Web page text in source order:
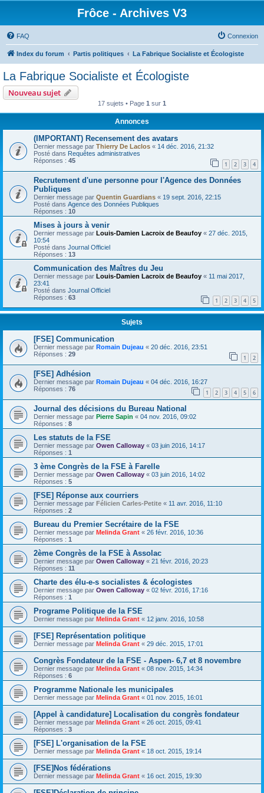
Frôce - Archives V3
FAQ Connexion
Index du forum Partis politiques La Fabrique Socialiste et Écologiste
La Fabrique Socialiste et Écologiste
Nouveau sujet
17 sujets • Page 1 sur 1
Annonces
(IMPORTANT) Recensement des avatars
Dernier message par Thierry De Laclos « 14 déc. 2016, 21:32
Posté dans Requêtes administratives
Réponses : 45 1 2 3 4
Recrutement d'une personne pour l'Agence des Données
Publiques
Dernier message par Quentin Guardians « 19 sept. 2016, 22:15
Posté dans Agence des Données Publiques
Réponses : 10
Mises à jours à venir
Dernier message par Louis-Damien Lacroix de Beaufoy « 27 déc. 2015,
10:54
Posté dans Journal Officiel
Réponses : 13
Communication des Maîtres du Jeu
Dernier message par Louis-Damien Lacroix de Beaufoy « 11 mai 2017,
23:41
Posté dans Journal Officiel
Réponses : 63 1 2 3 4 5
Sujets
[FSE] Communication
Dernier message par Romain Dujeau « 20 déc. 2016, 23:51
Réponses : 29 1 2
[FSE] Adhésion
Dernier message par Romain Dujeau « 04 déc. 2016, 16:27
Réponses : 76 1 2 3 4 5 6
Journal des décisions du Bureau National
Dernier message par Pierre Sapin « 04 nov. 2016, 09:02
Réponses : 8
Les statuts de la FSE
Dernier message par Owen Calloway « 03 juin 2016, 14:17
Réponses : 1
3 ème Congrès de la FSE à Farelle
Dernier message par Owen Calloway « 03 juin 2016, 14:02
Réponses : 5
[FSE] Réponse aux courriers
Dernier message par Félicien Carles-Petite « 11 avr. 2016, 11:10
Réponses : 2
Bureau du Premier Secrétaire de la FSE
Dernier message par Melinda Grant « 26 févr. 2016, 10:36
Réponses : 1
2ème Congrès de la FSE à Assolac
Dernier message par Owen Calloway « 21 févr. 2016, 20:23
Réponses : 11
Charte des élu-e-s socialistes & écologistes
Dernier message par Owen Calloway « 02 févr. 2016, 17:16
Réponses : 1
Programe Politique de la FSE
Dernier message par Melinda Grant « 12 janv. 2016, 10:58
[FSE] Représentation politique
Dernier message par Melinda Grant « 29 déc. 2015, 17:01
Congrès Fondateur de la FSE - Aspen- 6,7 et 8 novembre
Dernier message par Melinda Grant « 08 nov. 2015, 14:34
Réponses : 6
Programme Nationale les municipales
Dernier message par Melinda Grant « 01 nov. 2015, 16:01
[Appel à candidature] Localisation du congrès fondateur
Dernier message par Melinda Grant « 26 oct. 2015, 09:41
Réponses : 3
[FSE] L'organisation de la FSE
Dernier message par Melinda Grant « 18 oct. 2015, 19:14
[FSE]Nos fédérations
Dernier message par Melinda Grant « 16 oct. 2015, 19:30